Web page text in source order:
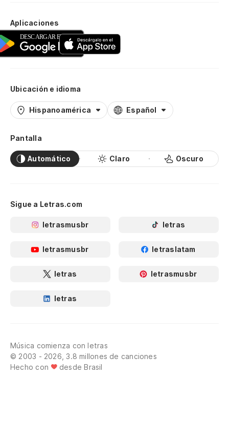
Aplicaciones
Ubicación e idioma
Hispanoamérica Español
Pantalla
Automático Claro Oscuro
Sigue a Letras.com
letrasmusbr letras
letrasmusbr letraslatam
letras letrasmusbr
letras
Música comienza con letras
© 2003 - 2026, 3.8 millones de canciones
Hecho con
desde Brasil